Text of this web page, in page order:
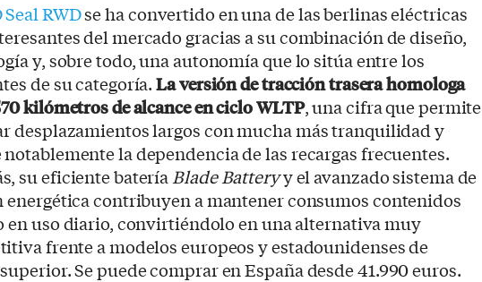
Seal RWDse ha convertido en una de las berlinas eléctricas
del mercado gracias a su combinación de diseño,
y, sobre todo, una autonomía que lo sitúa entre los
de su categoría.La versión de tracción trasera homologa
kilómetros de alcance en ciclo WLTP, una cifra que permite
desplazamientos largos con mucha más tranquilidad y
la dependencia de las recargas frecuentes.
su eficiente batería Blade Batteryy el avanzado sistema de
energética contribuyen a mantener consumos contenidos
en uso diario, convirtiéndolo en una alternativa muy
frente a modelos europeos y estadounidenses de
Se puede comprar en España desde 41.990 euros.